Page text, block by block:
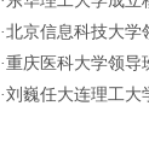
·北京信息科技大学
·重庆医科大学领导
·刘巍任大连理工大